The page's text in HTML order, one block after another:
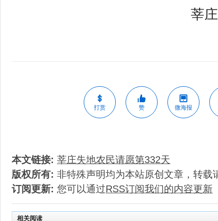
莘
打赏 赞 微海报
本文链接: 莘庄失地农民请愿第332天
版权所有: 非特殊声明均为本站原创文章，转载
订阅更新: 您可以通过RSS订阅我们的内容更新
相关阅读